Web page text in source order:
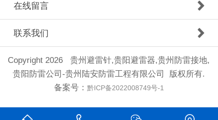
在线留言
联系我们
Copyright 2026 贵州避雷针,贵阳避雷器,贵州防雷接地,
贵阳防雷公司-贵州陆安防雷工程有限公司 版权所有.
备案号： 黔ICP备2022008749号-1